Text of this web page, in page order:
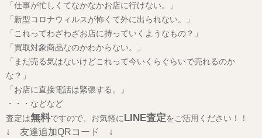
「仕事が忙しくてなかなかお店に行けない。」
「新型コロナウィルスが怖くて外に出られない。」
「これってわざわざお店に持っていくようなもの？」
「買取対象商品なのかわからない。」
「まだ売る気はないけどこれって今いくらぐらいで売れるのか
な？」
「お店に直接電話は緊張する。」
・・・などなど
査定は無料ですので、お気軽に LINE査定をご活用ください！！
↓ 友達追加QRコード ↓